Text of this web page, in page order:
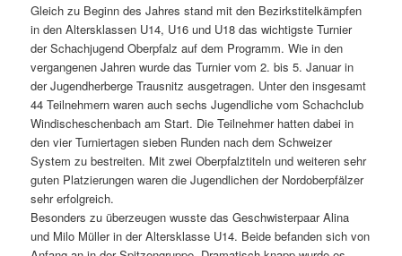
Gleich zu Beginn des Jahres stand mit den Bezirkstitelkämpfen
in den Altersklassen U14, U16 und U18 das wichtigste Turnier
der Schachjugend Oberpfalz auf dem Programm. Wie in den
vergangenen Jahren wurde das Turnier vom 2. bis 5. Januar in
der Jugendherberge Trausnitz ausgetragen. Unter den insgesamt
44 Teilnehmern waren auch sechs Jugendliche vom Schachclub
Windischeschenbach am Start. Die Teilnehmer hatten dabei in
den vier Turniertagen sieben Runden nach dem Schweizer
System zu bestreiten. Mit zwei Oberpfalztiteln und weiteren sehr
guten Platzierungen waren die Jugendlichen der Nordoberpfälzer
sehr erfolgreich.
Besonders zu überzeugen wusste das Geschwisterpaar Alina
und Milo Müller in der Altersklasse U14. Beide befanden sich von